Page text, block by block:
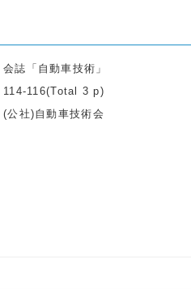
会誌「自動車技術」
114-116(Total 3 p)
(公社)自動車技術会